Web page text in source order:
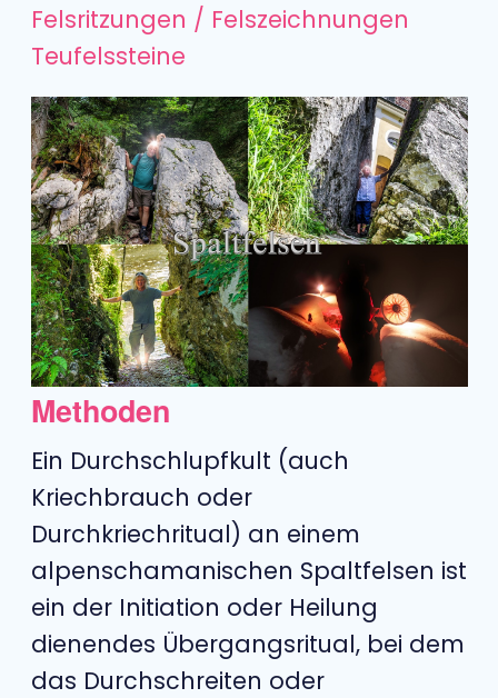
Felsritzungen / Felszeichnungen
Teufelssteine
Methoden
Ein Durchschlupfkult (auch
Kriechbrauch oder
Durchkriechritual) an einem
alpenschamanischen Spaltfelsen ist
ein der Initiation oder Heilung
dienendes Übergangsritual, bei dem
das Durchschreiten oder